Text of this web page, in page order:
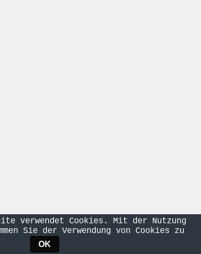
verwendet Cookies. Mit der Nutzung
Sie der Verwendung von Cookies zu
OK